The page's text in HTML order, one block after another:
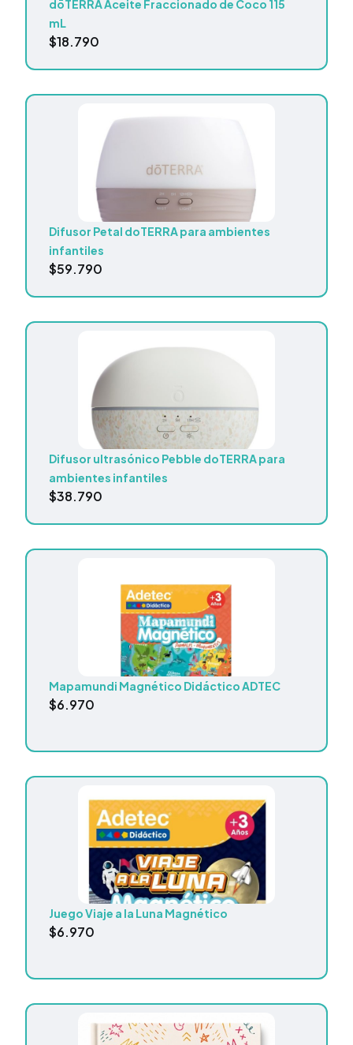
dōTERRA Aceite Fraccionado de Coco 115
mL
$18.790
Difusor Petal doTERRA para ambientes
infantiles
$59.790
Difusor ultrasónico Pebble doTERRA para
ambientes infantiles
$38.790
Mapamundi Magnético Didáctico ADTEC
$6.970
Juego Viaje a la Luna Magnético
$6.970